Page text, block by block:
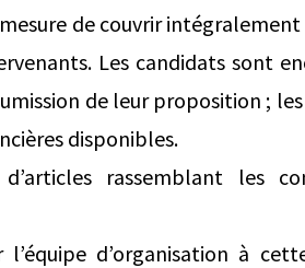
de couvrir intégralement
Les candidats sont
de leur proposition ;
disponibles.
rassemblant les
d’organisation à